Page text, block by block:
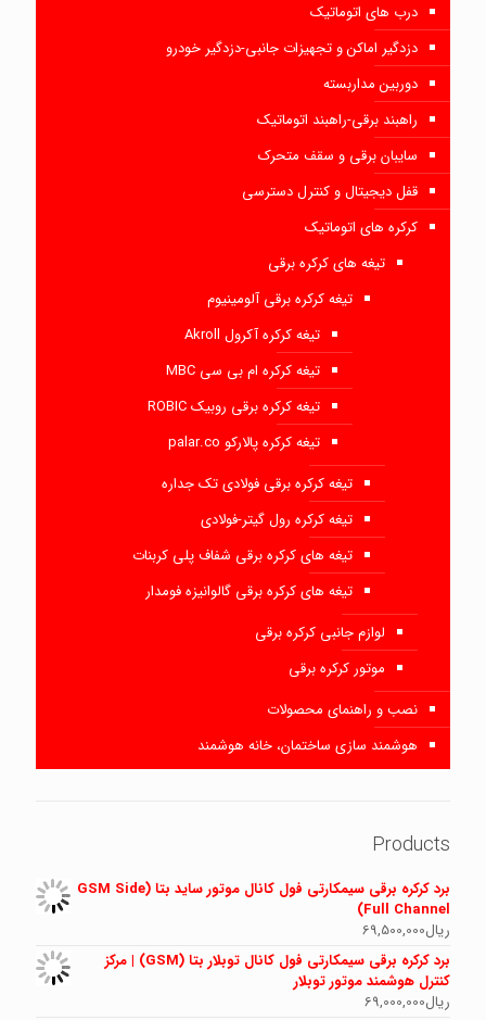
درب های اتوماتیک
دزدگیر اماکن و تجهیزات جانبی-دزدگیر خودرو
دوربین مداربسته
راهبند برقی-راهبند اتوماتیک
سایبان برقی و سقف متحرک
قفل دیجیتال و کنترل دسترسی
کرکره های اتوماتیک
تیغه های کرکره برقی
تیغه کرکره برقی آلومینیوم
تیغه کرکره آکرول Akroll
تیغه کرکره ام بی سی MBC
تیغه کرکره برقی روبیک ROBIC
تیغه کرکره پالارکو palar.co
تیغه کرکره برقی فولادی تک جداره
تیغه کرکره رول گیتر-فولادی
تیغه های کرکره برقی شفاف پلی کربنات
تیغه های کرکره برقی گالوانیزه فومدار
لوازم جانبی کرکره برقی
موتور کرکره برقی
نصب و راهنمای محصولات
هوشمند سازی ساختمان، خانه هوشمند
Products
برد کرکره برقی سیمکارتی فول کانال موتور ساید بتا (GSM Side
Full Channel)
ریال69,500,000
برد کرکره برقی سیمکارتی فول کانال توبلار بتا (GSM) | مرکز
کنترل هوشمند موتور توبلار
ریال69,000,000